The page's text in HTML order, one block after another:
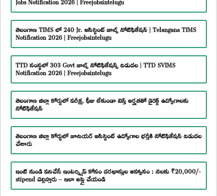
తెలంగాణ TIMS లో 240 Jr. అసిస్టెంట్ జాబ్స్ నోటిఫికేషన్ | Telangana TIMS
Notification 2026 | Freejobsintelugu
TTD సంస్థలో 303 Govt జాబ్స్ నోటిఫికేషన్స్ విడుదల | TTD SVIMS
Notification 2026 | Freejobsintelugu
తెలంగాణ జిల్లా కోర్టులో పరీక్ష, ఫీజు లేకుండా టెన్త్ అర్హతతో డైరెక్ట్ ఉద్యోగాలకు
నోటిఫికేషన్
తెలంగాణ జిల్లా కోర్టులో జూనియర్ అసిస్టెంట్ ఉద్యోగాల భర్తీకి నోటిఫికేషన్ విడుదల
చేశారు
ఇంటి నుండి పనిచేసే ఇంటర్న్షిప్ కోసం దరఖాస్తుల ఆహ్వానం : నెలకు ₹20,000/-
stipend చెల్లిస్తారు – ఇలా అప్లై చేయండి